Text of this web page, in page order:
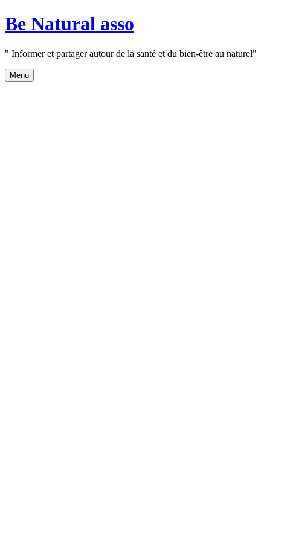
Aller
au
Be Natural asso
" Informer et partager autour de la santé et du bien-être au naturel"
Menu